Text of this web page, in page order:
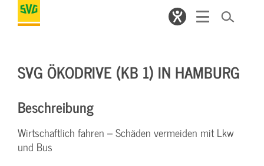
SVG ÖKODRIVE (KB 1) IN HAMBURG
Beschreibung
Wirtschaftlich fahren – Schäden vermeiden mit Lkw
und Bus